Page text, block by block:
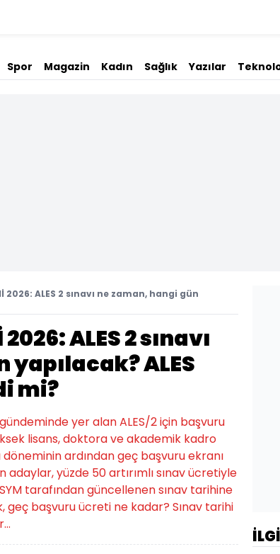
Spor Magazin Kadın Sağlık Yazılar
2026: ALES 2 sınavı ne zaman, hangi gün
ALES 2 sınavı
ALES
mi?
yer alan ALES/2 için başvuru
lisans, doktora ve akademik kadro
ardından geç başvuru ekranı
adaylar, yüzde 50 artırımlı sınav ücretiyle
tarafından güncellenen sınav tarihine
geç başvuru ücreti ne kadar? Sınav tarihi